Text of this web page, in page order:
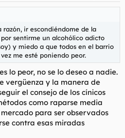
razón, ir escondiéndome de la
sentirme un alcohólico adicto
y miedo a que todos en el barrio
me esté poniendo peor.
lo peor, no se lo deseo a nadie.
vergüenza y la manera de
el consejo de los cínicos
como raparse media
para ser observados
contra esas miradas